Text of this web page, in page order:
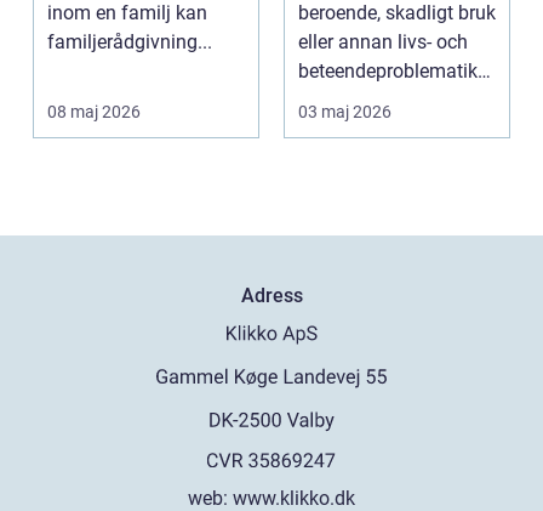
inom en familj kan
familjerådgivning...
08 maj 2026
beroende, skadligt bruk
eller annan livs- och
beteendeproblematik
är ett stort st...
03 maj 2026
Adress
web: www.klikko.dk